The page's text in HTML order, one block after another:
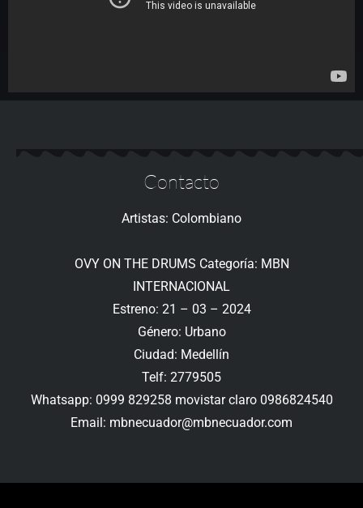
Contacto
Artistas: Colombiano
OVY ON THE DRUMS Categoría: MBN
INTERNACIONAL
Estreno: 21 – 03 – 2024
Género: Urbano
Ciudad: Medellín
Telf: 2779505
Whatsapp: 0999 829258 movistar claro 0986824540
Email: mbnecuador@mbnecuador.com